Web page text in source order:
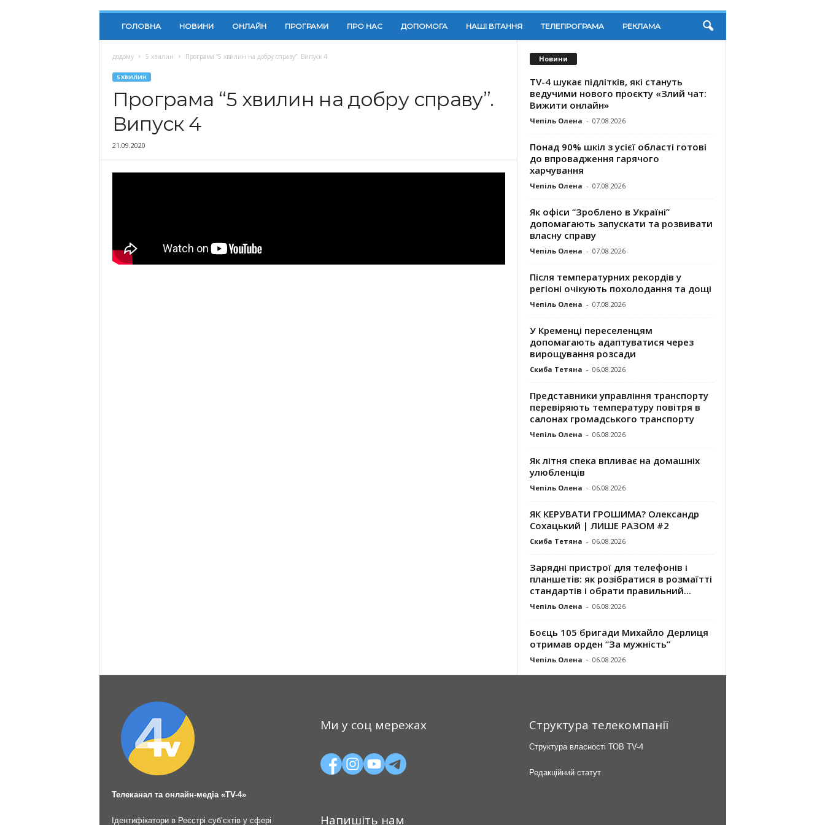
ГОЛОВНА НОВИНИ ОНЛАЙН ПРОГРАМИ ПРО НАС ДОПОМОГА НАШІ ВІТАННЯ ТЕЛЕПРОГРАМА РЕКЛАМА
додому 5 хвилин Програма “5 хвилин на добру справу”. Випуск 4
5 ХВИЛИН
Програма “5 хвилин на добру справу”.
Випуск 4
21.09.2020
Новини
TV-4 шукає підлітків, які стануть
ведучими нового проєкту «Злий чат:
Вижити онлайн»
Чепіль Олена - 07.08.2026
Понад 90% шкіл з усієї області готові
до впровадження гарячого
харчування
Чепіль Олена - 07.08.2026
Як офіси “Зроблено в Україні”
допомагають запускaти та розвивати
власну справу
Чепіль Олена - 07.08.2026
Після температурних рекордів у
регіоні очікують похолодання та дощі
Чепіль Олена - 07.08.2026
У Кременці переселенцям
допомагають адаптуватися через
вирощування розсади
Скиба Тетяна - 06.08.2026
Представники управління транспорту
перевіряють температуру повітря в
салонах громадського транспорту
Чепіль Олена - 06.08.2026
Як літня спека впливає на домашніх
улюбленців
Чепіль Олена - 06.08.2026
ЯК КЕРУВАТИ ГРОШИМА? Олександр
Сохацький | ЛИШЕ РАЗОМ #2
Скиба Тетяна - 06.08.2026
Зарядні пристрої для телефонів і
планшетів: як розібратися в розмаїтті
стандартів і обрати правильний...
Чепіль Олена - 06.08.2026
Боєць 105 бригади Михайло Дерлиця
отримав орден “За мужність”
Чепіль Олена - 06.08.2026
Телеканал та онлайн-медіа «TV-4»
Ідентифікатори в Реєстрі суб’єктів у сфері
Ми у соц мережах
Напишіть нам
Структура телекомпанії
Структура власності ТОВ TV-4
Редакційний статут